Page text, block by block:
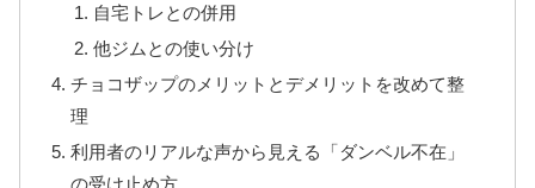
自宅トレとの併用
他ジムとの使い分け
チョコザップのメリットとデメリットを改めて整
理
利用者のリアルな声から見える「ダンベル不在」
の受け止め方